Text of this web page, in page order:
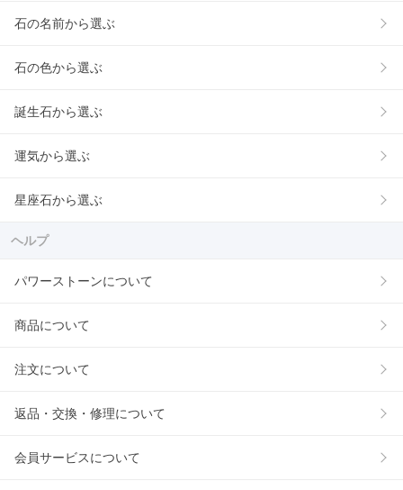
石の名前から選ぶ
石の色から選ぶ
誕生石から選ぶ
運気から選ぶ
星座石から選ぶ
ヘルプ
パワーストーンについて
商品について
注文について
返品・交換・修理について
会員サービスについて